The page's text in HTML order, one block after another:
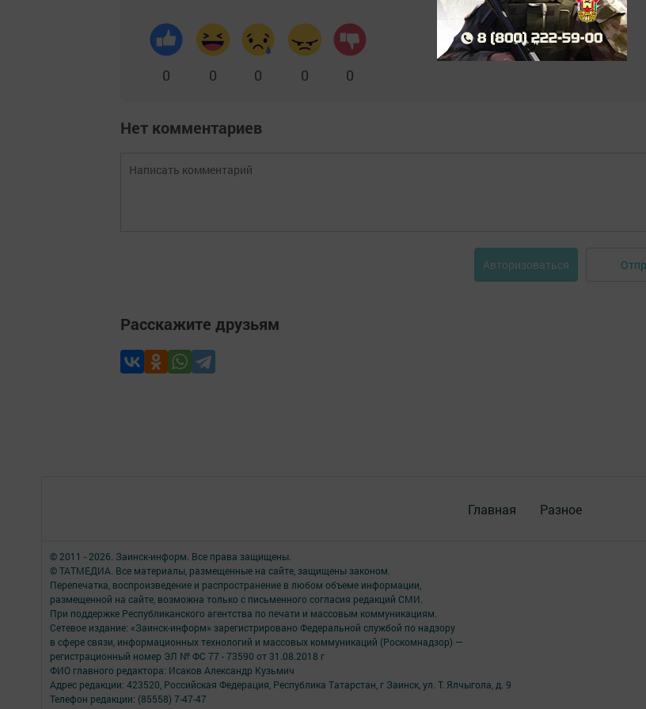
0 0 0 0 0
Нет комментариев
Авторизоваться
Расскажите друзьям
Главная Разное
© 2011 - 2026. Заинск-информ. Все права защищены.
© ТАТМЕДИА. Все материалы, размещенные на сайте, защищены законом.
Перепечатка, воспроизведение и распространение в любом объеме информации,
размещенной на сайте, возможна только с письменного согласия редакций СМИ.
При поддержке Республиканского агентства по печати и массовым коммуникациям.
Сетевое издание: «Заинск-информ» зарегистрировано Федеральной службой по надзору
в сфере связи, информационных технологий и массовых коммуникаций (Роскомнадзор) —
регистрационный номер ЭЛ № ФС 77 - 73590 от 31.08.2018 г
ФИО главного редактора: Исаков Александр Кузьмич
Адрес редакции: 423520, Российская Федерация, Республика Татарстан, г Заинск, ул. Т. Ялчыгола, д. 9
Телефон редакции: (85558) 7-47-47